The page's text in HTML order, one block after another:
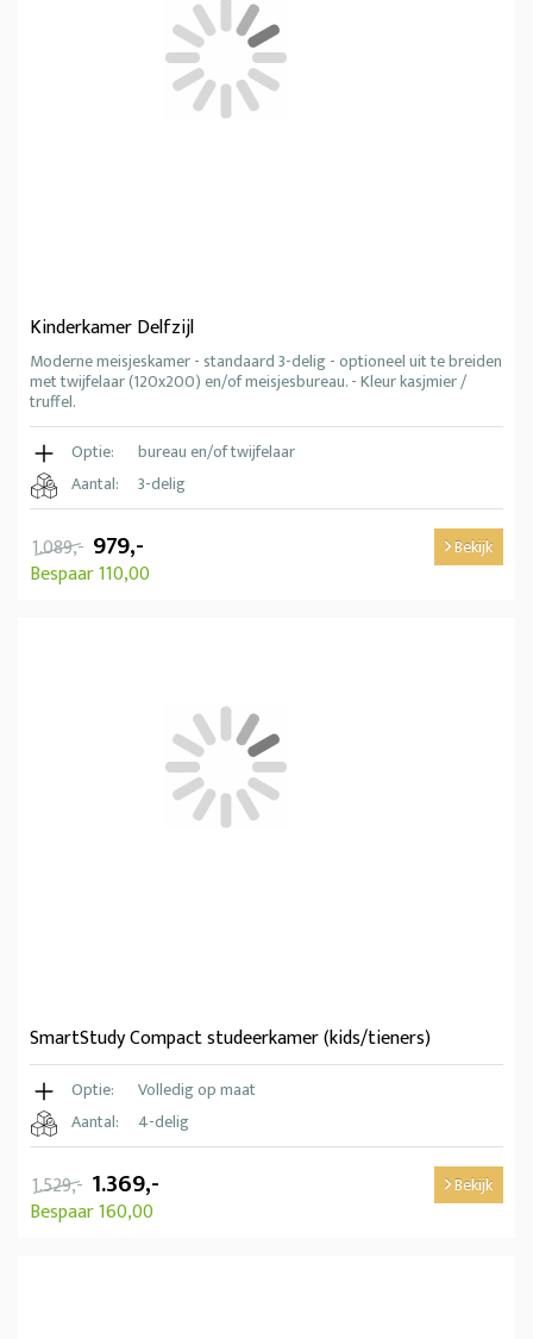
Kinderkamer Delfzijl
Moderne meisjeskamer - standaard 3-delig - optioneel uit te breiden
met twijfelaar (120x200) en/of meisjesbureau. - Kleur kasjmier /
truffel.
Optie:
bureau en/of twijfelaar
Aantal:
3-delig
1.089,- 979,-
Bespaar 110,00
Bekijk
SmartStudy Compact studeerkamer (kids/tieners)
Optie:
Volledig op maat
Aantal:
4-delig
1.529,- 1.369,-
Bespaar 160,00
Bekijk